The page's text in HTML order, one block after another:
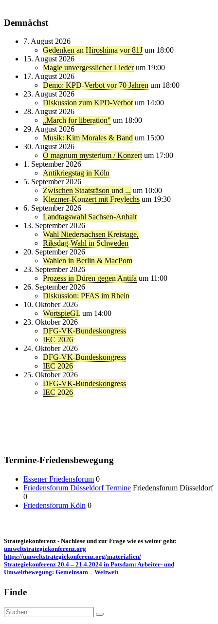
Demnächst
7. August 2026
Gedenken an Hiroshima vor 81J um 18:00
15. August 2026
Magie unvergesslicher Lieder um 19:00
17. August 2026
Demo: KPD-Verbot vor 70 Jahren um 18:00
23. August 2026
Diskussion zum KPD-Verbot um 14:00
28. August 2026
„March for liberation" um 18:00
29. August 2026
Musik: Kim Morales & Band um 15:00
30. August 2026
O magnum mysterium / Konzert um 17:00
1. September 2026
Antikriegstag in Köln
5. September 2026
Zwischen Staatsräson und ... um 10:00
Klezmer-Konzert mit Freylechs um 19:30
6. September 2026
Landtagswahl Sachsen-Anhalt
13. September 2026
Wahl Niedersachsen Kreistage,
Riksdag-Wahl in Schweden
20. September 2026
Wahlen in Berlin & MacPom
23. September 2026
Prozess in Düren gegen Antifa um 11:00
26. September 2026
Diskussion: PFAS im Rhein
10. Oktober 2026
WortspieGL um 14:00
23. Oktober 2026
DFG-VK-Bundeskongress
IEC 2026
24. Oktober 2026
DFG-VK-Bundeskongress
IEC 2026
25. Oktober 2026
DFG-VK-Bundeskongress
IEC 2026
Termine-Friedensbewegung
Essener Friedensforum 0
Friedensforum Düsseldorf Termine Friedensforum Düsseldorf
0
Friedensforum Köln 0
Strategiekonferenz - Nachlese und zur Frage wie es weiter geht:
umweltstrategiekonferenz.org
https://umweltstrategiekonferenz.org/materialien/
Strategiekonferenz 20.4 – 21.4.2024 in Potsdam: Arbeiter- und
Umweltbewegung: Gemeinsam – Weltweit
Finde
Suche
nach: